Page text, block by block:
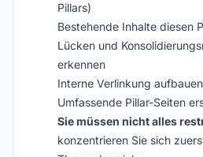
Pillars)
Bestehende Inhalte diesen
Lücken und
erkennen
Interne Verlinkung aufbauen
Umfassende Pillar-Seiten
Sie müssen nicht alles
konzentrieren Sie sich